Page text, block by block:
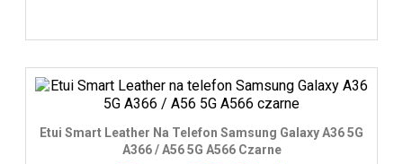
Etui Smart Leather Na Telefon Samsung Galaxy A36 5G
A366 / A56 5G A566 Czarne